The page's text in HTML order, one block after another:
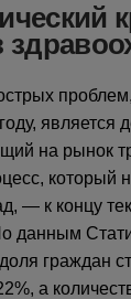
проблем,
является
на рынок
который
— к концу
данным
граждан
а